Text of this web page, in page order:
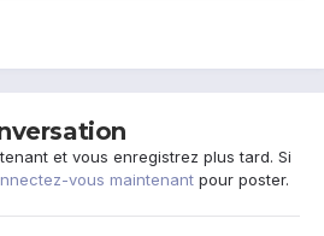
et vous enregistrez plus tard. Si
vous maintenant pour poster.